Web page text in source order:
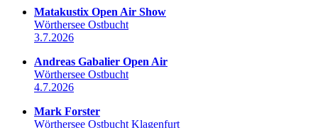
Matakustix Open Air Show
Wörthersee Ostbucht
3.7.2026
Andreas Gabalier Open Air
Wörthersee Ostbucht
4.7.2026
Mark Forster
Wörthersee Ostbucht Klagenfurt